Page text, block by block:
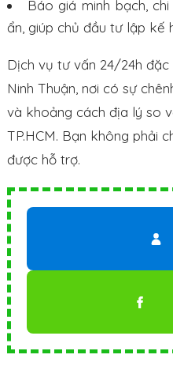
Báo giá minh bạch,
ẩn, giúp chủ đầu tư lập kế
Dịch vụ tư vấn 24/24h
Ninh Thuận, nơi có sự
và khoảng cách địa lý so
TP.HCM. Bạn không phải
được hỗ trợ.